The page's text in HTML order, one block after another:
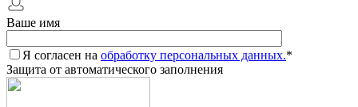
Ваше имя
Я согласен на обработку персональных данных.*
Защита от автоматического заполнения